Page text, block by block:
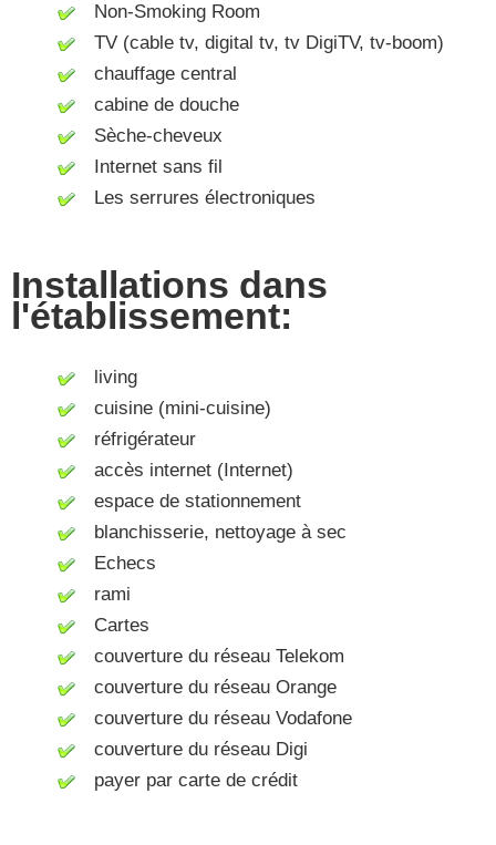
Non-Smoking Room
TV (cable tv, digital tv, tv DigiTV, tv-boom)
chauffage central
cabine de douche
Sèche-cheveux
Internet sans fil
Les serrures électroniques
Installations dans
l'établissement:
living
cuisine (mini-cuisine)
réfrigérateur
accès internet (Internet)
espace de stationnement
blanchisserie, nettoyage à sec
Echecs
rami
Cartes
couverture du réseau Telekom
couverture du réseau Orange
couverture du réseau Vodafone
couverture du réseau Digi
payer par carte de crédit